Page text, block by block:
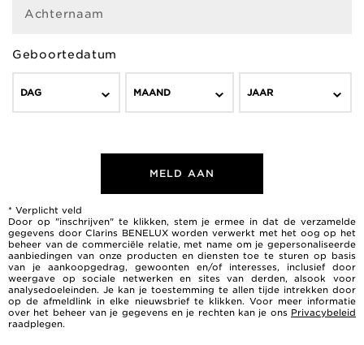
Achternaam
Geboortedatum
DAG MAAND JAAR
MELD AAN
* Verplicht veld
Door op "inschrijven" te klikken, stem je ermee in dat de verzamelde
gegevens door Clarins BENELUX worden verwerkt met het oog op het
beheer van de commerciële relatie, met name om je gepersonaliseerde
aanbiedingen van onze producten en diensten toe te sturen op basis
van je aankoopgedrag, gewoonten en/of interesses, inclusief door
weergave op sociale netwerken en sites van derden, alsook voor
analysedoeleinden. Je kan je toestemming te allen tijde intrekken door
op de afmeldlink in elke nieuwsbrief te klikken. Voor meer informatie
over het beheer van je gegevens en je rechten kan je ons Privacybeleid
raadplegen.